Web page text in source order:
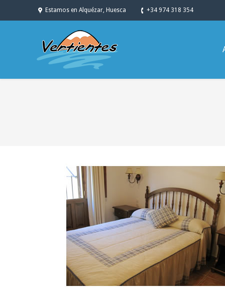
Estamos en Alquézar, Huesca +34 974 318 354